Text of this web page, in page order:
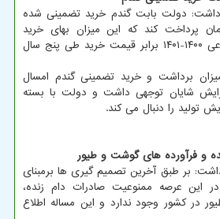
داشت: دولت بابت گندم خرید تضمینی شده
تومان پرداخت کند که این میزان بهای خرید
تضمینی گندم در سال زراعی ۱۴۰۰-۱۴۰۱ برابر قیمت خرید طی پنج سال
میزان برداشت و خرید تضمینی گندم امسال
شایان توجهی داشت و دولت با بسته
تولید را دنبال می کند.
و فرآورده های گوشت و طیور
داشت: بر طبق آخرین تصمیم گیری ها برمبنای
این عرصه ممنوعیت صادرات دام زنده،
در کشور وجود ندارد و این مساله اطلاع